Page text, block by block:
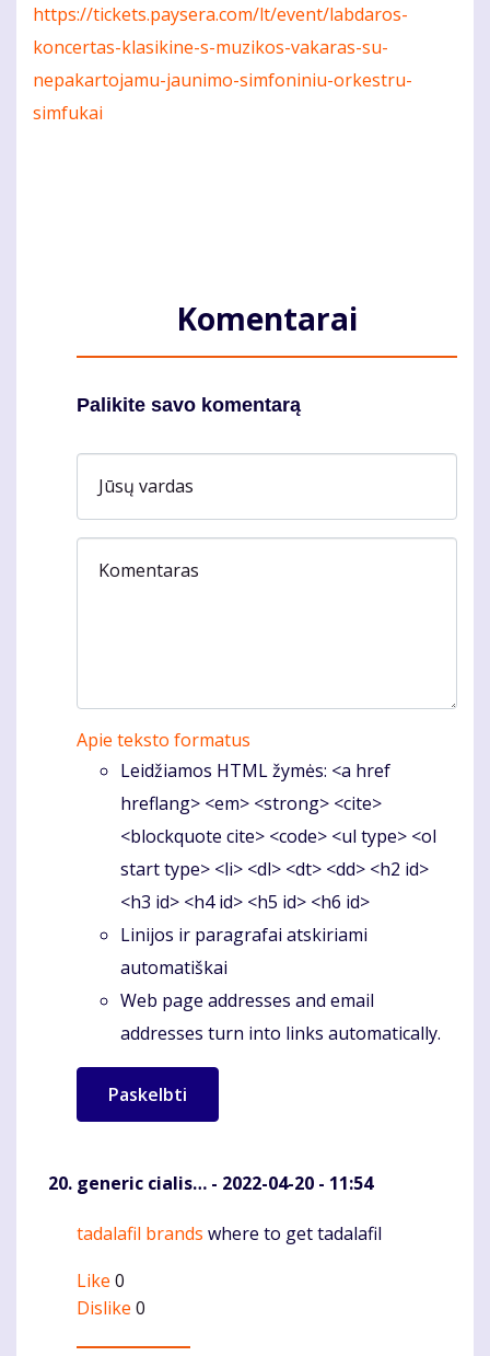
https://tickets.paysera.com/lt/event/labdaros-
koncertas-klasikine-s-muzikos-vakaras-su-
nepakartojamu-jaunimo-simfoniniu-orkestru-
simfukai
Komentarai
Palikite savo komentarą
Jūsų vardas
Komentaras
Apie teksto formatus
Leidžiamos HTML žymės: <a href
hreflang> <em> <strong> <cite>
<blockquote cite> <code> <ul type> <ol
start type> <li> <dl> <dt> <dd> <h2 id>
<h3 id> <h4 id> <h5 id> <h6 id>
Linijos ir paragrafai atskiriami
automatiškai
Web page addresses and email
addresses turn into links automatically.
generic cialis… - 2022-04-20 - 11:54
Komentaras
tadalafil brands where to get tadalafil
Like 0
Dislike 0